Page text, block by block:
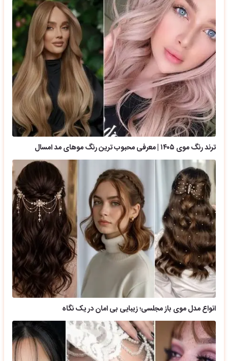
ترند رنگ موی ۱۴۰۵ | معرفی محبوب ترین رنگ موهای مد امسال
انواع مدل موی باز مجلسی؛ زیبایی بی امان در یک نگاه